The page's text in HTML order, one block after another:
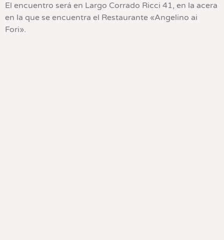
El encuentro será en Largo Corrado Ricci 41, en la acera
en la que se encuentra el Restaurante «Angelino ai
Fori».